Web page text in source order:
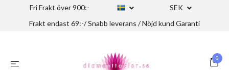
Fri Frakt över 900:-
SEK
Frakt endast 69:-/ Snabb leverans / Nöjd kund Garanti
0